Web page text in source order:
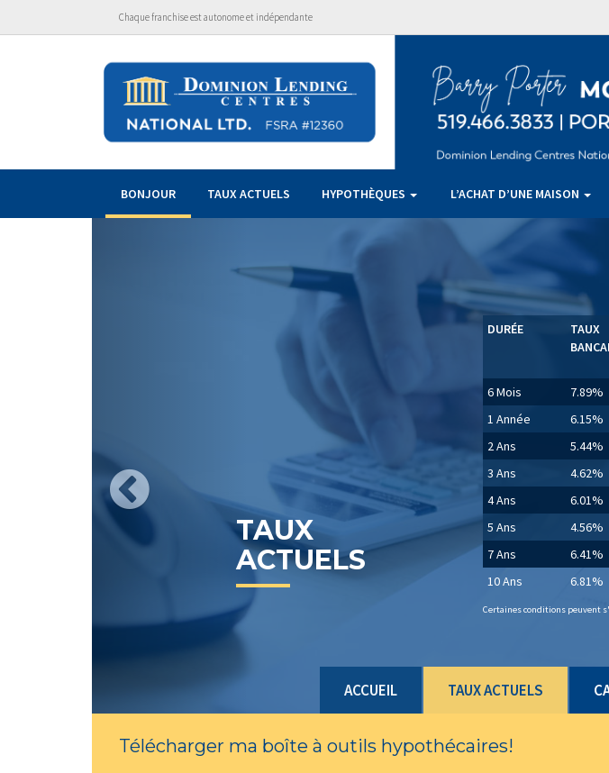
Chaque franchise est autonome et indépendante
BONJOUR TAUX ACTUELS HYPOTHÈQUES L’ACHAT D’UNE MAISON
ACCUEIL TAUX ACTUELS
TAUX
ACTUELS
DURÉE
TAUX
6 Mois 7.89%
1 Année
6.15%
2 Ans
5.44%
3 Ans
4.62%
4 Ans
6.01%
5 Ans
4.56%
7 Ans
6.41%
10 Ans
6.81%
Certaines conditions peuvent
Télécharger ma boîte à outils hypothécaires!